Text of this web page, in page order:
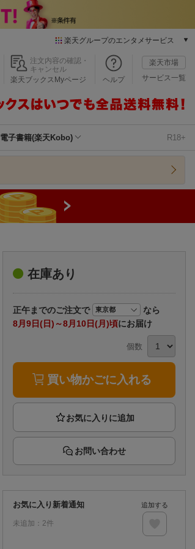
楽天グループのエンタメサービス
本/ゲーム/CD/DVD
楽天ブックス
楽天Kobo
エンタメニュース
推し楽
注文内容の確認・
キャンセル
楽天ブックスMyページ
ヘルプ
楽天市場
サービス一覧
電子書籍(楽天Kobo) R18+
在庫あり
正午までのご注文で
なら
8月9日(日)～8月10日(月)頃にお届け
個数
買い物かごに入れる
お問い合わせ
お気に入り新着通知
未追加： 2件
追加する